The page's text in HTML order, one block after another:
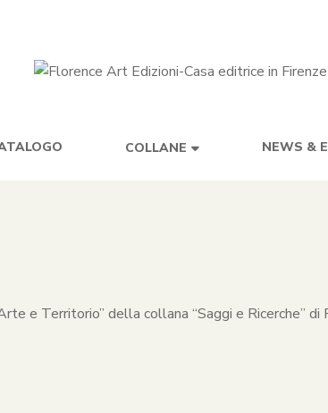
COLLANE NEWS &
e Territorio” della collana “Saggi e Ricerche” di